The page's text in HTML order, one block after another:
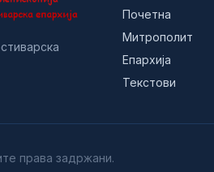
Почетна
Митрополит
Епархија
Текстови
права задржани.